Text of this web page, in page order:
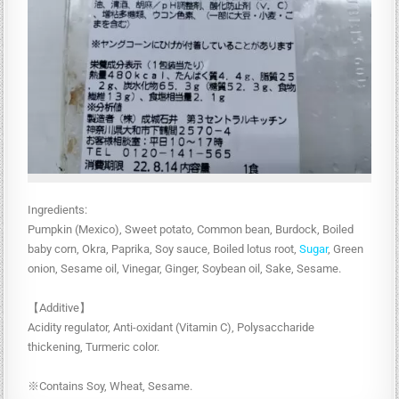
Ingredients:
Pumpkin (Mexico), Sweet potato, Common bean, Burdock, Boiled
baby corn, Okra, Paprika, Soy sauce, Boiled lotus root,Sugar, Green
onion, Sesame oil, Vinegar, Ginger, Soybean oil, Sake, Sesame.
【Additive】
Acidity regulator, Anti-oxidant (Vitamin C), Polysaccharide
thickening, Turmeric color.
※Contains Soy, Wheat, Sesame.